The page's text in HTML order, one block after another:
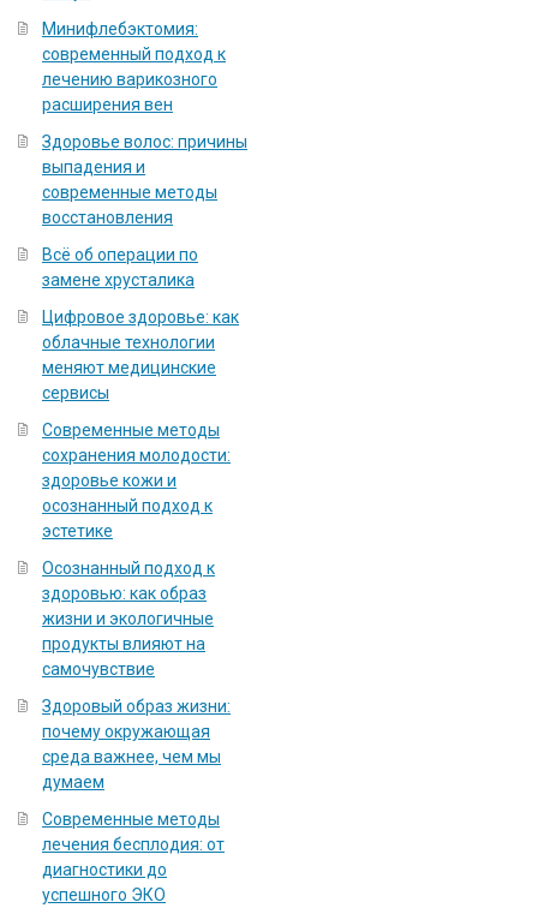
Минифлебэктомия:
современный подход к
лечению варикозного
расширения вен
Здоровье волос: причины
выпадения и
современные методы
восстановления
Всё об операции по
замене хрусталика
Цифровое здоровье: как
облачные технологии
меняют медицинские
сервисы
Современные методы
сохранения молодости:
здоровье кожи и
осознанный подход к
эстетике
Осознанный подход к
здоровью: как образ
жизни и экологичные
продукты влияют на
самочувствие
Здоровый образ жизни:
почему окружающая
среда важнее, чем мы
думаем
Современные методы
лечения бесплодия: от
диагностики до
успешного ЭКО